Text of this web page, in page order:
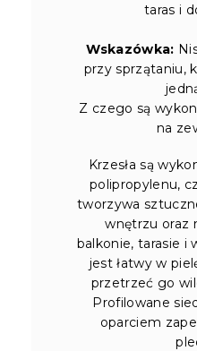
taras i
Wskazówka:
przy sprzątaniu,
Z czego są
na
Krzesła są
polipropylenu,
tworzywa
wnętrzu oraz
balkonie, tarasie i
jest łatwy w
przetrzeć go
Profilowane
oparciem